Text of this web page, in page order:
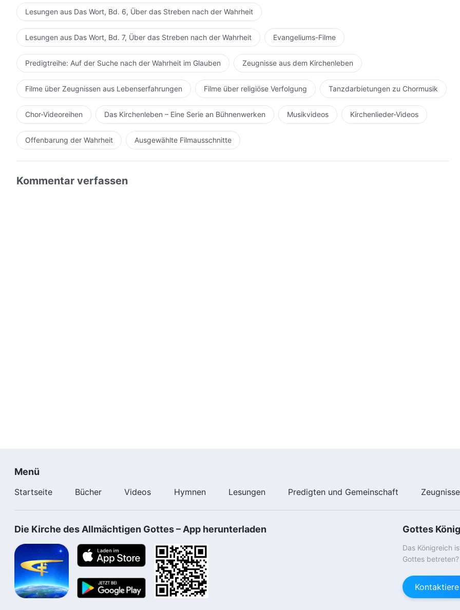
Lesungen aus Das Wort, Bd. 6, Über das Streben nach der Wahrheit
Lesungen aus Das Wort, Bd. 7, Über das Streben nach der Wahrheit Evangeliums-Filme
Predigtreihe: Auf der Suche nach der Wahrheit im Glauben Zeugnisse aus dem Kirchenleben
Filme über Zeugnissen aus Lebenserfahrungen Filme über religiöse Verfolgung Tanzdarbietungen zu Chormusik
Chor-Videoreihen Das Kirchenleben – Eine Serie an Bühnenwerken Musikvideos Kirchenlieder-Videos
Offenbarung der Wahrheit Ausgewählte Filmausschnitte
Kommentar verfassen
Menü
Startseite Bücher Videos Hymnen Lesungen Predigten und Gemeinschaft Zeugnisse
Die Kirche des Allmächtigen Gottes – App herunterladen Gottes
Das Königreich
Gottes betreten?